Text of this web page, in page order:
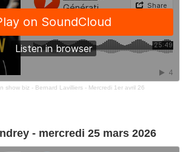
show biz - Bernard Lavilliers - Mercredi 1er avril 26
- mercredi 25 mars 2026